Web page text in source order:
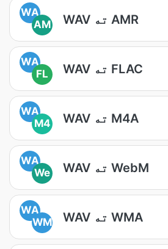
WA
AM
WAV ته AMR
WA
FL
WAV ته FLAC
WA
M4
WAV ته M4A
WA
We
WAV ته WebM
WA
WM
WAV ته WMA